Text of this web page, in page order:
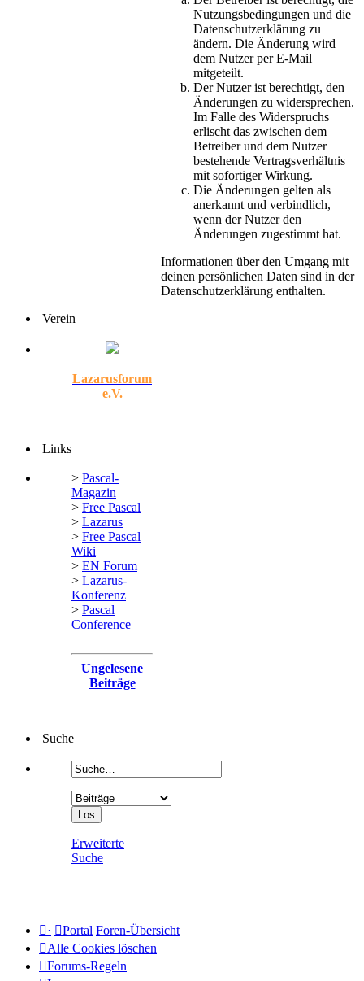
Nutzungsbedingungen und die
Datenschutzerklärung zu
ändern. Die Änderung wird
dem Nutzer per E-Mail
mitgeteilt.
Der Nutzer ist berechtigt, den
Änderungen zu widersprechen.
Im Falle des Widerspruchs
erlischt das zwischen dem
Betreiber und dem Nutzer
bestehende Vertragsverhältnis
mit sofortiger Wirkung.
Die Änderungen gelten als
anerkannt und verbindlich,
wenn der Nutzer den
Änderungen zugestimmt hat.
Informationen über den Umgang mit
deinen persönlichen Daten sind in der
Datenschutzerklärung enthalten.
Verein
Lazarusforum
e.V.
Links
> Pascal-
Magazin
> Free Pascal
> Lazarus
> Free Pascal
Wiki
> EN Forum
> Lazarus-
Konferenz
> Pascal
Conference
Ungelesene
Beiträge
Suche
Erweiterte
Suche
· Portal Foren-Übersicht
Alle Cookies löschen
Forums-Regeln